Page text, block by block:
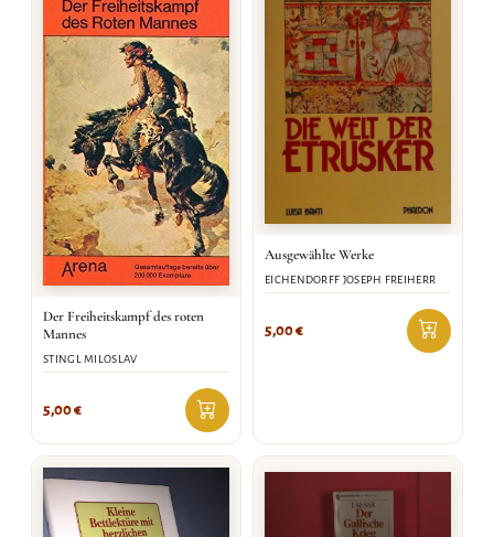
Der Freiheitskampf des roten
Mannes
STINGL MILOSLAV
5,00€
Ausgewählte Werke
EICHENDORFF JOSEPH FREIHERR
5,00€